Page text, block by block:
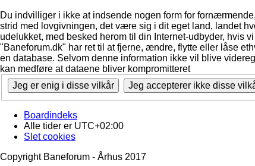
Du indvilliger i ikke at indsende nogen form for
strid med lovgivningen, det være sig i dit eget land, landet
udelukket, med besked herom til din Internet-udbyder,
"Baneforum.dk" har ret til at fjerne, ændre, flytte eller låse
en database. Selvom denne information ikke vil blive
kan medføre at dataene bliver kompromitteret
Boardindeks
Alle tider er UTC+02:00
Slet cookies
Copyright Baneforum - Århus 2017